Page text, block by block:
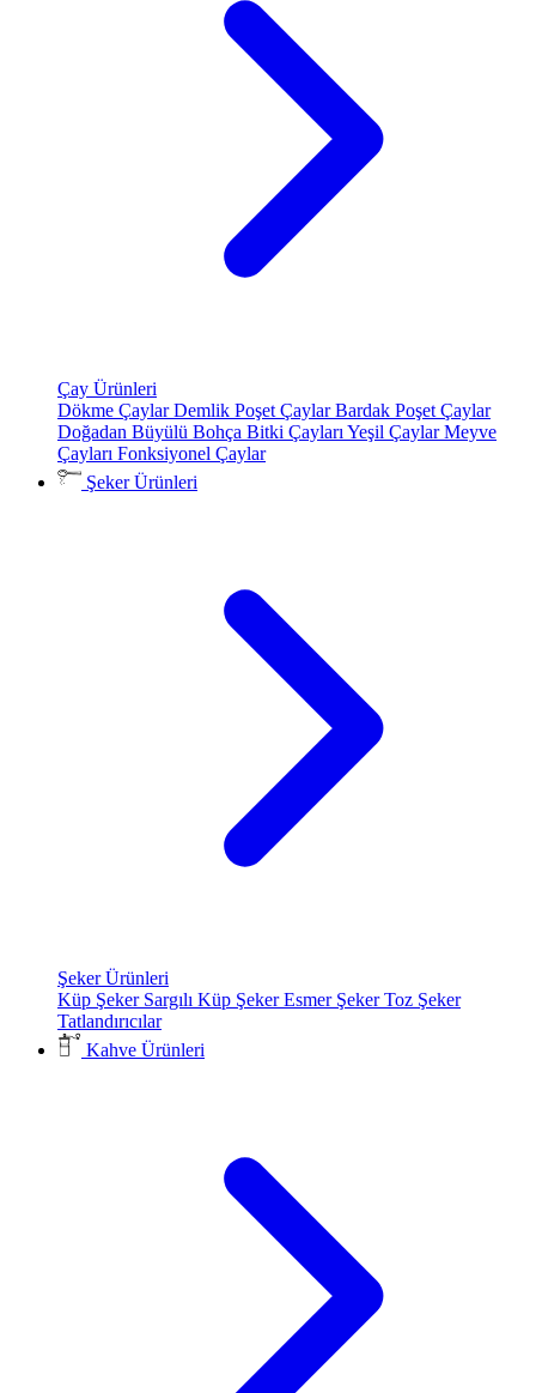
Çay Ürünleri
Dökme ÇaylarDemlik Poşet ÇaylarBardak Poşet Çaylar
Doğadan Büyülü Bohça Bitki Çayları Yeşil ÇaylarMeyve
Çayları Fonksiyonel Çaylar
Şeker Ürünleri
Şeker Ürünleri
Küp Şeker Sargılı Küp ŞekerEsmer ŞekerToz Şeker
Tatlandırıcılar
Kahve Ürünleri